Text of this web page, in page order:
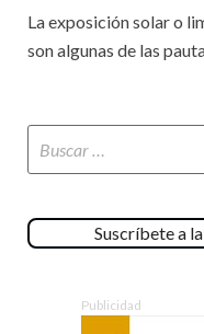
La exposición solar o
son algunas de las
Suscríbete a
Publicidad